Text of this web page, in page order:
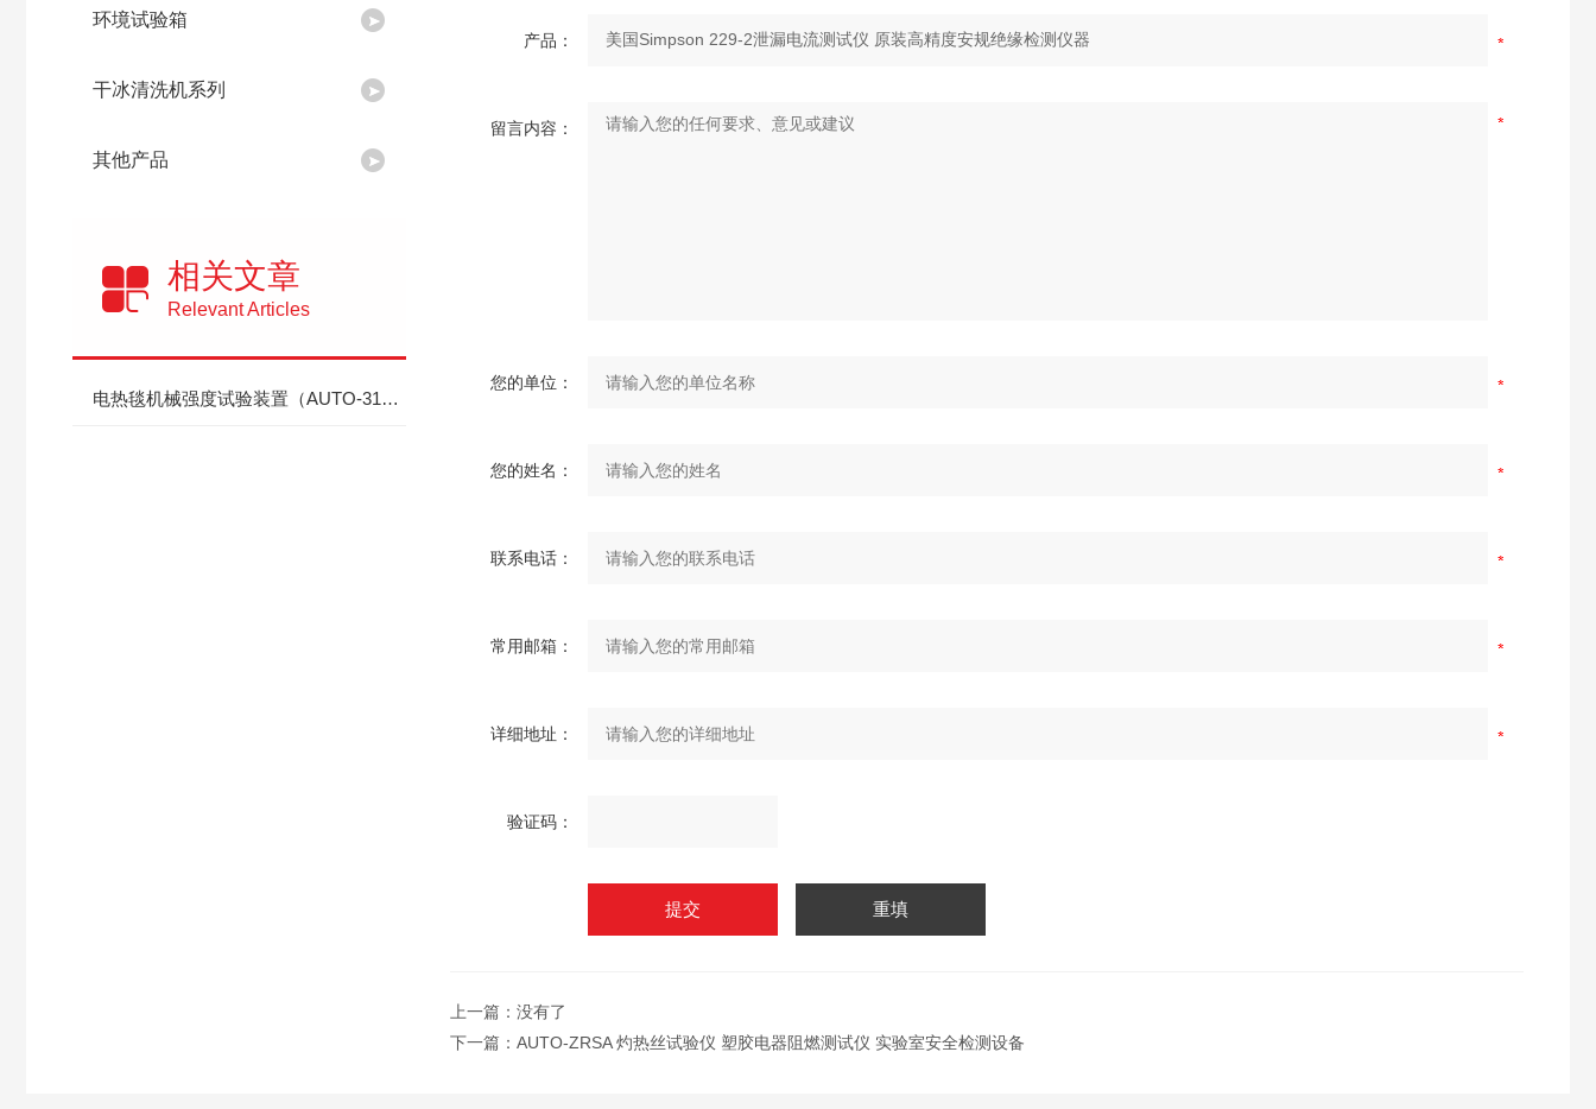
环境试验箱
干冰清洗机系列
其他产品
相关文章
Relevant Articles
电热毯机械强度试验装置（AUTO-3125）技术应用解析
产品：
留言内容：
您的单位：
您的姓名：
联系电话：
常用邮箱：
详细地址：
验证码：
上一篇：没有了
下一篇： AUTO-ZRSA 灼热丝试验仪 塑胶电器阻燃测试仪 实验室安全检测设备